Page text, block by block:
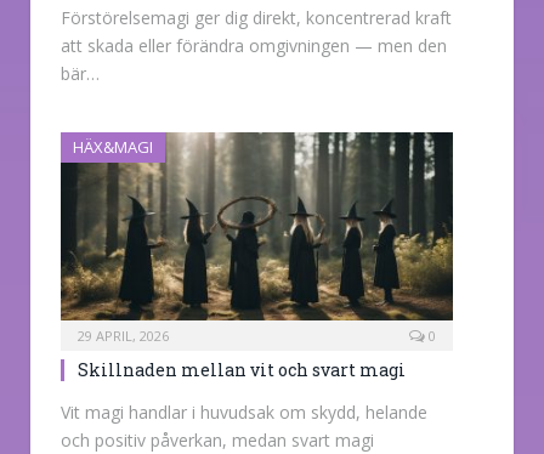
Förstörelsemagi ger dig direkt, koncentrerad kraft
att skada eller förändra omgivningen — men den
bär…
HÄX&MAGI
29 APRIL, 2026 0
Skillnaden mellan vit och svart magi
Vit magi handlar i huvudsak om skydd, helande
och positiv påverkan, medan svart magi